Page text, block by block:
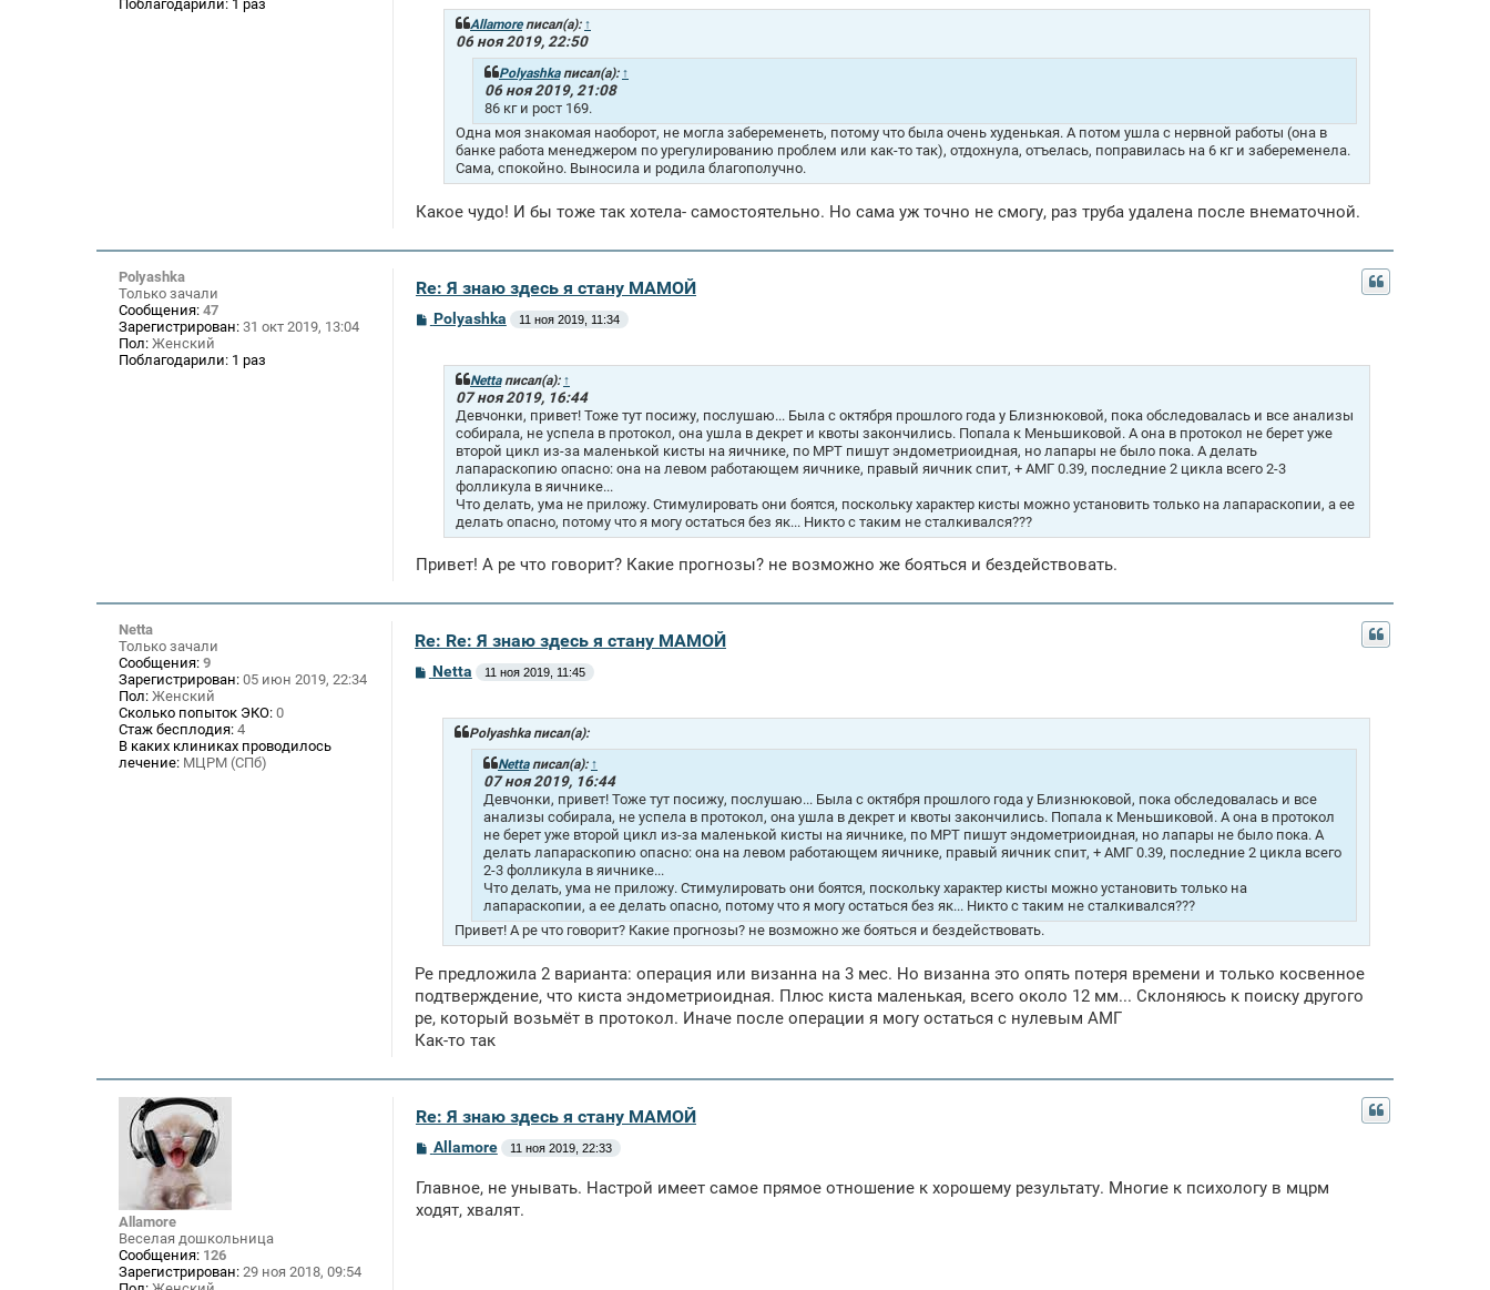
Поблагодарили: 1 раз
Allamoreписал(а): ↑
06 ноя 2019, 22:50
Polyashkaписал(а): ↑
06 ноя 2019, 21:08
86 кг и рост 169.
Одна моя знакомая наоборот, не могла забеременеть, потому что была очень худенькая. А потом ушла с нервной работы (она в
банке работа менеджером по урегулированию проблем или как-то так), отдохнула, отъелась, поправилась на 6 кг и забеременела.
Сама, спокойно. Выносила и родила благополучно.
Какое чудо! И бы тоже так хотела- самостоятельно. Но сама уж точно не смогу, раз труба удалена после внематочной.
Polyashka
Только зачали
Сообщения: 47
Зарегистрирован: 31 окт 2019, 13:04
Пол: Женский
Поблагодарили: 1 раз
Re: Я знаю здесь я стану МАМОЙ
СPolyashka 11 ноя 2019, 11:34
Nettaписал(а): ↑
07 ноя 2019, 16:44
Девчонки, привет! Тоже тут посижу, послушаю... Была с октября прошлого года у Близнюковой, пока обследовалась и все анализы
собирала, не успела в протокол, она ушла в декрет и квоты закончились. Попала к Меньшиковой. А она в протокол не берет уже
второй цикл из-за маленькой кисты на яичнике, по МРТ пишут эндометриоидная, но лапары не было пока. А делать
лапараскопию опасно: она на левом работающем яичнике, правый яичник спит, + АМГ 0.39, последние 2 цикла всего 2-3
фолликула в яичнике...
Что делать, ума не приложу. Стимулировать они боятся, поскольку характер кисты можно установить только на лапараскопии, а ее
делать опасно, потому что я могу остаться без як... Никто с таким не сталкивался???
Привет! А ре что говорит? Какие прогнозы? не возможно же бояться и бездействовать.
Netta
Только зачали
Сообщения: 9
Зарегистрирован: 05 июн 2019, 22:34
Пол: Женский
Сколько попыток ЭКО: 0
Стаж бесплодия: 4
В каких клиниках проводилось
лечение: МЦРМ (СПб)
Re: Re: Я знаю здесь я стану МАМОЙ
СNetta 11 ноя 2019, 11:45
Polyashka писал(а):
Nettaписал(а): ↑
07 ноя 2019, 16:44
Девчонки, привет! Тоже тут посижу, послушаю... Была с октября прошлого года у Близнюковой, пока обследовалась и все
анализы собирала, не успела в протокол, она ушла в декрет и квоты закончились. Попала к Меньшиковой. А она в протокол
не берет уже второй цикл из-за маленькой кисты на яичнике, по МРТ пишут эндометриоидная, но лапары не было пока. А
делать лапараскопию опасно: она на левом работающем яичнике, правый яичник спит, + АМГ 0.39, последние 2 цикла всего
2-3 фолликула в яичнике...
Что делать, ума не приложу. Стимулировать они боятся, поскольку характер кисты можно установить только на
лапараскопии, а ее делать опасно, потому что я могу остаться без як... Никто с таким не сталкивался???
Привет! А ре что говорит? Какие прогнозы? не возможно же бояться и бездействовать.
Ре предложила 2 варианта: операция или визанна на 3 мес. Но визанна это опять потеря времени и только косвенное
подтверждение, что киста эндометриоидная. Плюс киста маленькая, всего около 12 мм... Склоняюсь к поиску другого
ре, который возьмёт в протокол. Иначе после операции я могу остаться с нулевым АМГ
Как-то так
Allamore
Веселая дошкольница
Сообщения: 126
Зарегистрирован: 29 ноя 2018, 09:54
Re: Я знаю здесь я стану МАМОЙ
С
б
щ
е
Allamore 11 ноя 2019, 22:33
Главное, не унывать. Настрой имеет самое прямое отношение к хорошему результату. Многие к психологу в мцрм
ходят, хвалят.